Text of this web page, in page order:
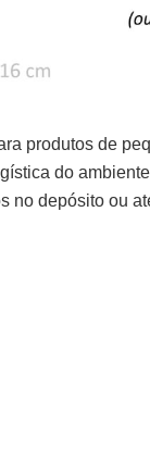
produtos de
do
no depósito ou